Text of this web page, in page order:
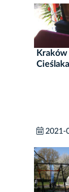
Kraków
Cieślaka
2021-